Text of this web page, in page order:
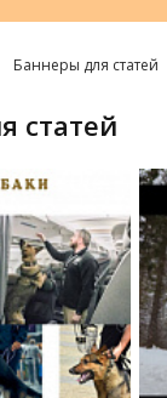
Баннеры для статей
статей